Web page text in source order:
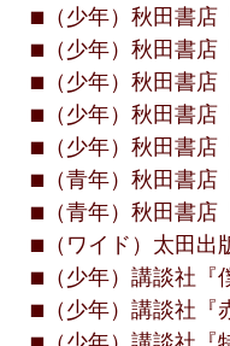
■（少年）秋田書店
■（少年）秋田書店
■（少年）秋田書店
■（少年）秋田書店
■（少年）秋田書店
■（青年）秋田書店
■（青年）秋田書店
■（ワイド）太田出
■（少年）講談社『
■（少年）講談社『